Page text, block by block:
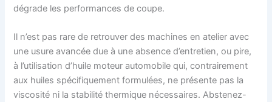
dégrade les performances de coupe.
Il n’est pas rare de retrouver des machines en atelier avec
une usure avancée due à une absence d’entretien, ou pire,
à l’utilisation d’huile moteur automobile qui, contrairement
aux huiles spécifiquement formulées, ne présente pas la
viscosité ni la stabilité thermique nécessaires. Abstenez-